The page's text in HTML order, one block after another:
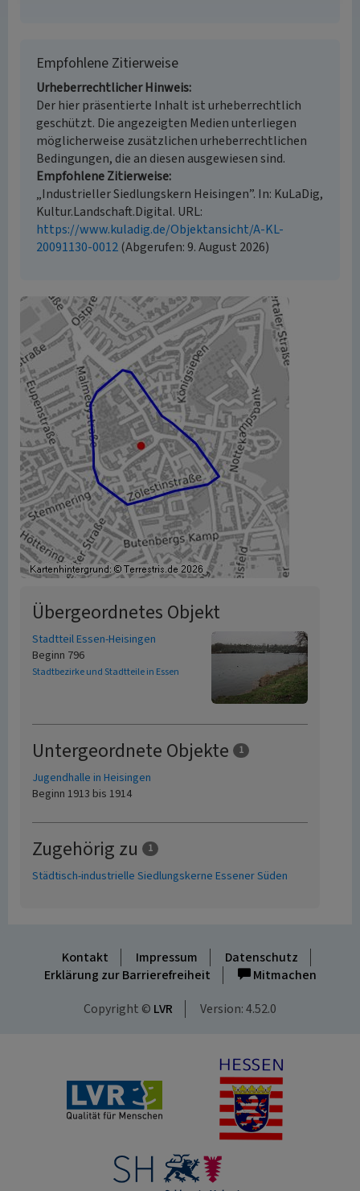
Empfohlene Zitierweise
Urheberrechtlicher Hinweis
Der hier präsentierte Inhalt ist urheberrechtlich
geschützt. Die angezeigten Medien unterliegen
möglicherweise zusätzlichen urheberrechtlichen
Bedingungen, die an diesen ausgewiesen sind.
Empfohlene Zitierweise
„Industrieller Siedlungskern Heisingen”. In: KuLaDig,
Kultur.Landschaft.Digital. URL:
https://www.kuladig.de/Objektansicht/A-KL-
20091130-0012(Abgerufen: 9. August 2026)
Übergeordnetes Objekt
Stadtteil Essen-Heisingen
Beginn 796
Stadtbezirke und Stadtteile in Essen
Untergeordnete Objekte 1
Jugendhalle in Heisingen
Beginn 1913 bis 1914
Zugehörig zu 1
Städtisch-industrielle Siedlungskerne Essener Süden
Kontakt Impressum
Datenschutz
Erklärung zur Barrierefreiheit
Mitmachen
Copyright © LVR Version: 4.52.0